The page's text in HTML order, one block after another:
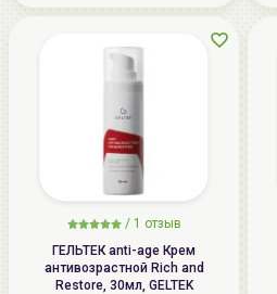
/ 1 отзыв
ГЕЛЬТЕК anti-age Крем
антивозрастной Rich and
Restore, 30мл, GELTEK